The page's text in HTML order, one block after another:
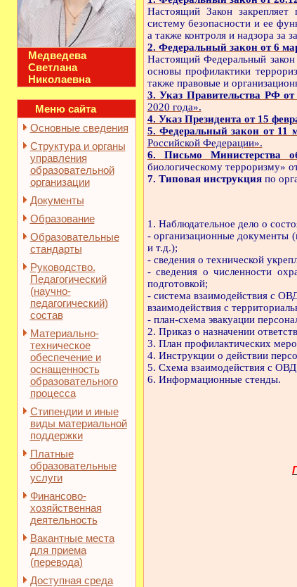
Медведева
Светлана
Николаевна
Меню сайта
Основные сведения
Структура и органы
управления
образовательной
организации
Документы
Образование
Образовательные
стандарты
Руководство.
Педагогический
(научно-
педагогический)
состав
Материально-
техническое
обеспечение и
оснащенность
образовательного
процесса
Стипендии и иные
виды материальной
поддержки
Платные
образовательные
услуги
Финансово-
хозяйственная
деятельность
Вакантные места
для приема
(перевода)
Доступная среда
Настоящий Закон закрепляет
систему безопасности и ее
а также контроля и надзо­ра за
2. Федеральный закон от 6
Настоящий Федеральный закон
основы профилактики
также правовые и
3. Указ Правительства РФ
2020 года».
4. Указ Президента от 15
5. Федеральный закон от 11
Российской Федерации».
6. Письмо Министерства
биологическому терроризму»
7. Типовая инструкцияпо
1. Наблюдательное дело о
- организационные документы
и т.д.);
- сведения о технической
- сведения о численности
подготовкой;
- система взаимодействия с
взаимодействия с
- план-схема эвакуации
2. Приказ о назначении
3. План профилактических
4. Инструкции о действии
5. Схема взаимодействия с
6. Информационные стенды.